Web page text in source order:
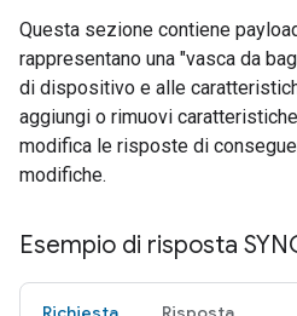
Questa sezione contiene
rappresentano una "vasca da
di dispositivo e alle
aggiungi o rimuovi
modifica le risposte di
modifiche.
Esempio di risposta